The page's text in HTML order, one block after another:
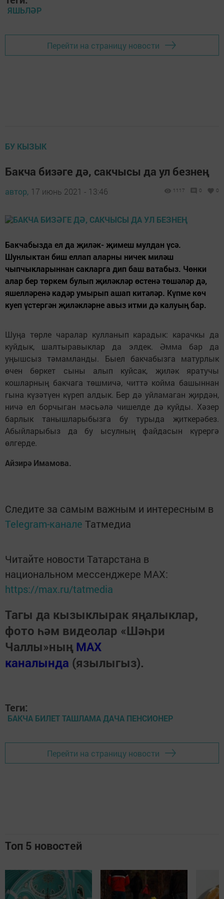
ЯШЬЛӘР
Перейти на страницу новости
БУ КЫЗЫК
Бакча бизәге дә, сакчысы да ул безнең
автор, 17 июнь 2021 - 13:46 1117 0 0
Бакчабызда ел да җиләк- җимеш мулдан үсә.
Шунлыктан биш еллап аларны ничек миләш
чыпчыкларыннан сакларга дип баш ватабыз. Чөнки
алар бер төркем булып җиләкләр өстенә төшәләр дә,
яшелләренә кадәр умырып ашап китәләр. Күпме көч
куеп үстергән җиләкләрне авыз итми дә калуың бар.
Шуңа төрле чаралар кулланып карадык: карачкы да
куйдык, шалтыравыклар да элдек. Әмма бар да
уңышсыз тәмамланды. Быел бакчабызга матурлык
өчен бөркет сыны алып куйсак, җиләк яратучы
кошларның бакчага төшмичә, читтә койма башыннан
гына күзәтүен күреп алдык. Бер дә уйламаган җирдән,
ничә ел борчыган мәсьәлә чишелде дә куйды. Хәзер
барлык танышларыбызга бу турыда җиткерәбез.
Абыйларыбыз да бу ысулның файдасын күрергә
өлгерде.
Айзирә Имамова.
Следите за самым важным и интересным в
Telegram-канале Татмедиа
Читайте новости Татарстана в
национальном мессенджере MАХ:
https://max.ru/tatmedia
Тагы да кызыклырак яңалыклар,
фото һәм видеолар «Шәһри
Чаллы»ның MAX
каналында (язылыгыз).
Теги:
БАКЧА БИЛЕТ ТАШЛАМА ДАЧА ПЕНСИОНЕР
Перейти на страницу новости
Топ 5 новостей